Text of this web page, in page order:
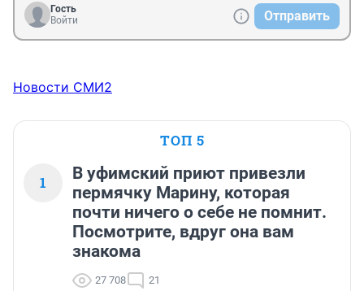
Гость
Войти
Отправить
Новости СМИ2
ТОП 5
1
В уфимский приют привезли
пермячку Марину, которая
почти ничего о себе не помнит.
Посмотрите, вдруг она вам
знакома
27 708 21